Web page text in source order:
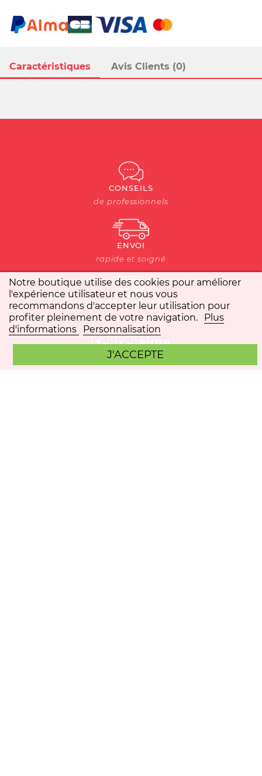
Notre boutique utilise des cookies pour améliorer
l'expérience utilisateur et nous vous
recommandons d'accepter leur utilisation pour
profiter pleinement de votre navigation.
Plus
d'informations
Personnalisation
J'ACCEPTE
Caractéristiques Avis Clients (0)
CONSEILS
de professionnels
ENVOI
rapide et soigné
PAIEMENT SECURISÉ
Crédit Mutuel (Cybermut)